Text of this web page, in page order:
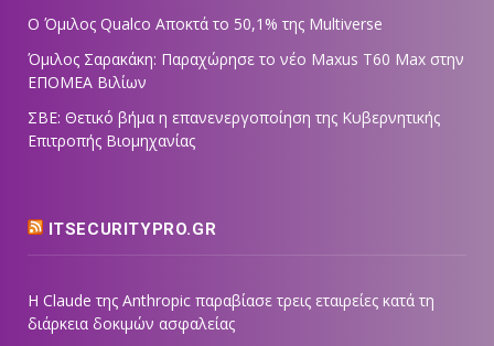
Ο Όμιλος Qualco Αποκτά το 50,1% της Multiverse
Όμιλος Σαρακάκη: Παραχώρησε το νέο Maxus T60 Max στην
ΕΠΟΜΕΑ Βιλίων
ΣΒΕ: Θετικό βήμα η επανενεργοποίηση της Κυβερνητικής
Επιτροπής Βιομηχανίας
ITSECURITYPRO.GR
Η Claude της Anthropic παραβίασε τρεις εταιρείες κατά τη
διάρκεια δοκιμών ασφαλείας